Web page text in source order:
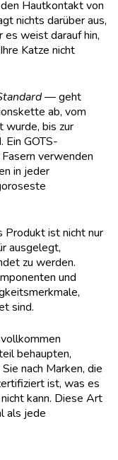
Hautkontakt von
nichts darüber aus,
weist darauf hin,
Katze nicht
— geht
ab, vom
wurde, bis zur
GOTS-
verwenden
in jeder
Produkt ist nicht nur
ausgelegt,
zu werden.
und
sind.
behaupten,
nach Marken, die
ist, was es
kann. Diese Art
als jede